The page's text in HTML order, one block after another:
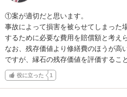
①案が適切だと思います。
事故によって損害を被らせてしまった
するために必要な費用を賠償額と考え
なお、残存価値より修繕費のほうが
ですが、縁石の残存価値を評価するこ
役に立った 1